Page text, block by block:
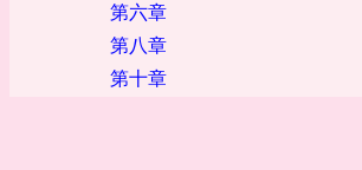
第六章
第八章
第十章